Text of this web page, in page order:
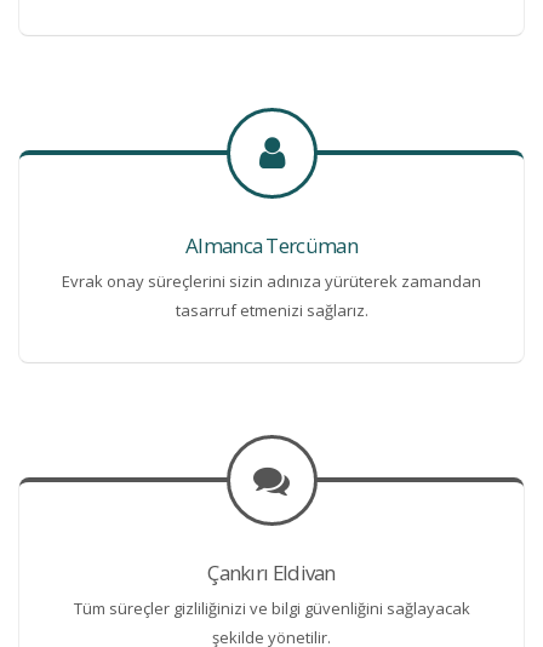
Almanca Tercüman
Evrak onay süreçlerini sizin adınıza yürüterek zamandan
tasarruf etmenizi sağlarız.
Çankırı Eldivan
Tüm süreçler gizliliğinizi ve bilgi güvenliğini sağlayacak
şekilde yönetilir.